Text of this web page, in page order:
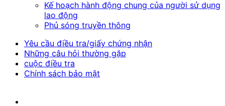
Kế hoạch hành động chung của người sử dụng
lao động
Phủ sóng truyền thông
Yêu cầu điều tra/giấy chứng nhận
Những câu hỏi thường gặp
cuộc điều tra
Chính sách bảo mật